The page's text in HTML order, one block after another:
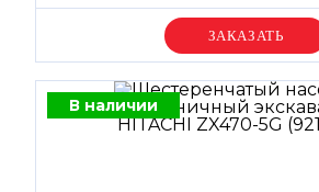
Уточняйте цену
В наличии